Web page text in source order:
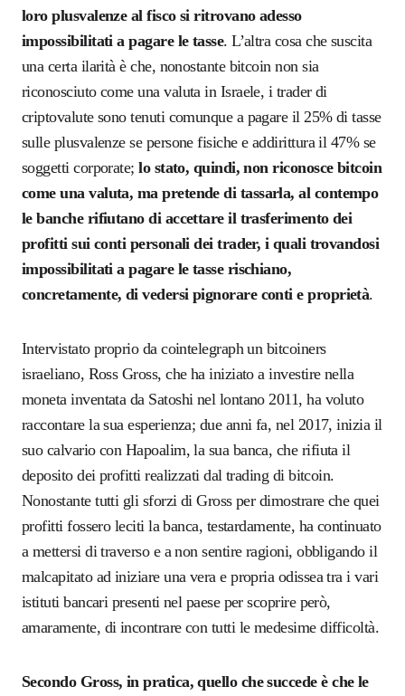
loro plusvalenze al fisco si ritrovano adesso
impossibilitati a pagare le tasse. L’altra cosa che suscita
una certa ilarità è che, nonostante bitcoin non sia
riconosciuto come una valuta in Israele, i trader di
criptovalute sono tenuti comunque a pagare il 25% di tasse
sulle plusvalenze se persone fisiche e addirittura il 47% se
soggetti corporate;lo stato, quindi, non riconosce bitcoin
come una valuta, ma pretende di tassarla, al contempo
le banche rifiutano di accettare il trasferimento dei
profitti sui conti personali dei trader, i quali trovandosi
impossibilitati a pagare le tasse rischiano,
concretamente, di vedersi pignorare conti e proprietà.
Intervistato proprio da cointelegraph un bitcoiners
israeliano, Ross Gross, che ha iniziato a investire nella
moneta inventata da Satoshi nel lontano 2011, ha voluto
raccontare la sua esperienza; due anni fa, nel 2017, inizia il
suo calvario con Hapoalim, la sua banca, che rifiuta il
deposito dei profitti realizzati dal trading di bitcoin.
Nonostante tutti gli sforzi di Gross per dimostrare che quei
profitti fossero leciti la banca, testardamente, ha continuato
a mettersi di traverso e a non sentire ragioni, obbligando il
malcapitato ad iniziare una vera e propria odissea tra i vari
istituti bancari presenti nel paese per scoprire però,
amaramente, di incontrare con tutti le medesime difficoltà.
Secondo Gross, in pratica, quello che succede è che le